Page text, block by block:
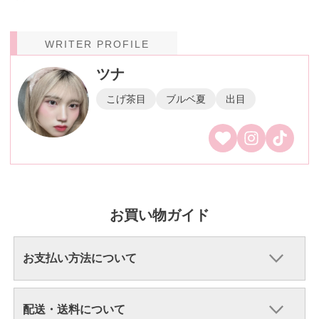
WRITER PROFILE
ツナ
こげ茶目 ブルベ夏 出目
お買い物ガイド
お支払い方法について
配送・送料について